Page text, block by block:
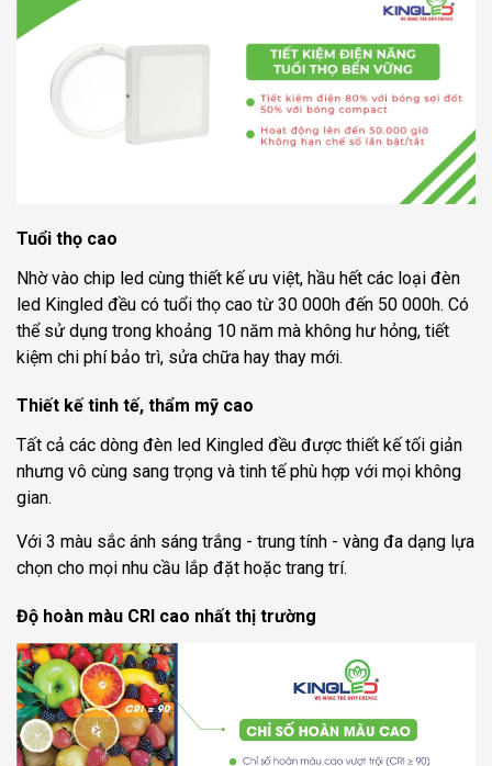
Tuổi thọ cao
Nhờ vào chip led cùng thiết kế ưu việt, hầu hết các loại đèn
led Kingled đều có tuổi thọ cao từ 30 000h đến 50 000h. Có
thể sử dụng trong khoảng 10 năm mà không hư hỏng, tiết
kiệm chi phí bảo trì, sửa chữa hay thay mới.
Thiết kế tinh tế, thẩm mỹ cao
Tất cả các dòng đèn led Kingled đều được thiết kế tối giản
nhưng vô cùng sang trọng và tinh tế phù hợp với mọi không
gian.
Với 3 màu sắc ánh sáng trắng - trung tính - vàng đa dạng lựa
chọn cho mọi nhu cầu lắp đặt hoặc trang trí.
Độ hoàn màu CRI cao nhất thị trường